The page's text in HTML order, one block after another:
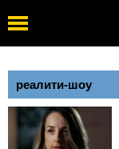
реалити-шоу